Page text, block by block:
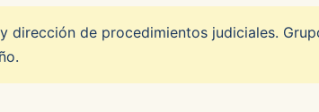
dirección de procedimientos judiciales.